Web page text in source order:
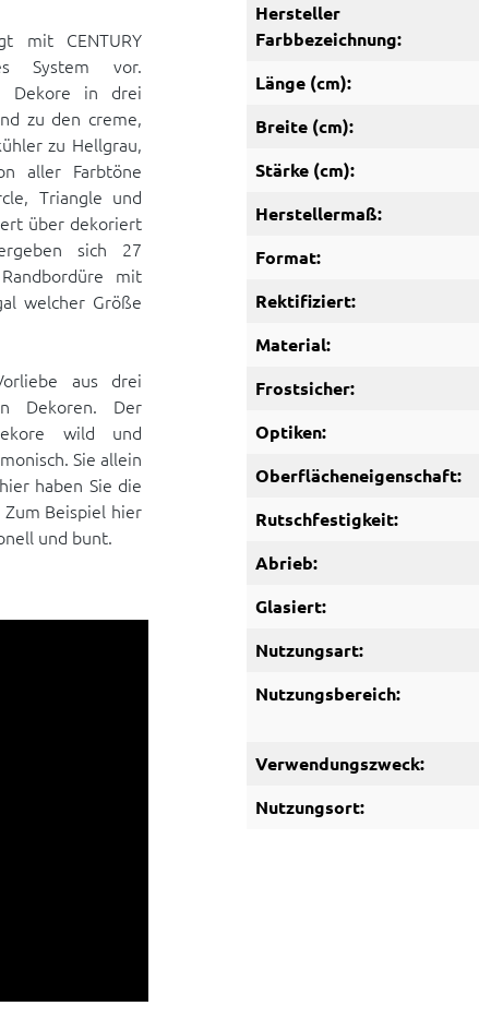
mit CENTURY
System vor.
Dekore in drei
zu den creme,
zu Hellgrau,
aller Farbtöne
Triangle und
über dekoriert
sich 27
mit
welcher Größe
aus drei
Dekoren. Der
wild und
Sie allein
haben Sie die
Beispiel hier
und bunt.
Hersteller
Farbbezeichnung:
Länge (cm):
Breite (cm):
Stärke (cm):
Herstellermaß:
Format:
Rektifiziert:
Material:
Frostsicher:
Optiken:
Oberflächeneigenschaft:
Rutschfestigkeit:
Abrieb:
Glasiert:
Nutzungsart:
Nutzungsbereich:
Verwendungszweck:
Nutzungsort: